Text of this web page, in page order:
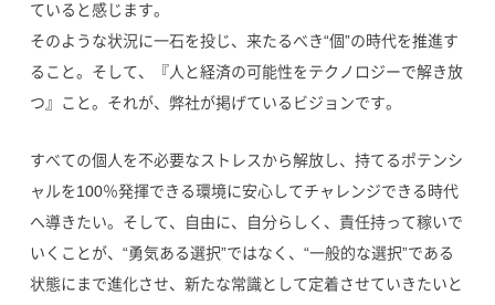
ていると感じます。
そのような状況に一石を投じ、来たるべき“個”の時代を推進す
ること。そして、『人と経済の可能性をテクノロジーで解き放
つ』こと。それが、弊社が掲げているビジョンです。
すべての個人を不必要なストレスから解放し、持てるポテンシ
ャルを100％発揮できる環境に安心してチャレンジできる時代
へ導きたい。そして、自由に、自分らしく、責任持って稼いで
いくことが、“勇気ある選択”ではなく、“一般的な選択”である
状態にまで進化させ、新たな常識として定着させていきたいと